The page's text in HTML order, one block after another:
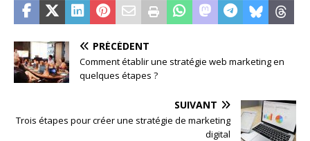
PRÉCÉDENT
Comment établir une stratégie web marketing en
quelques étapes ?
SUIVANT
Trois étapes pour créer une stratégie de marketing
digital